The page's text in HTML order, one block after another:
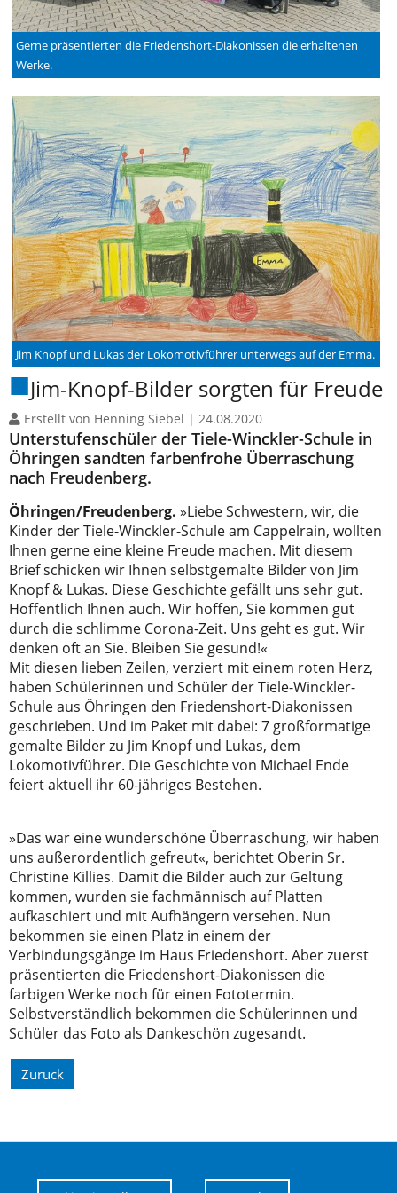
Gerne präsentierten die Friedenshort-Diakonissen die erhaltenen
Werke.
Jim Knopf und Lukas der Lokomotivführer unterwegs auf der Emma.
Jim-Knopf-Bilder sorgten für Freude
Erstellt von Henning Siebel | 24.08.2020
Unterstufenschüler der Tiele-Winckler-Schule in
Öhringen sandten farbenfrohe Überraschung
nach Freudenberg.
Öhringen/Freudenberg. »Liebe Schwestern, wir, die
Kinder der Tiele-Winckler-Schule am Cappelrain, wollten
Ihnen gerne eine kleine Freude machen. Mit diesem
Brief schicken wir Ihnen selbstgemalte Bilder von Jim
Knopf & Lukas. Diese Geschichte gefällt uns sehr gut.
Hoffentlich Ihnen auch. Wir hoffen, Sie kommen gut
durch die schlimme Corona-Zeit. Uns geht es gut. Wir
denken oft an Sie. Bleiben Sie gesund!«
Mit diesen lieben Zeilen, verziert mit einem roten Herz,
haben Schülerinnen und Schüler der Tiele-Winckler-
Schule aus Öhringen den Friedenshort-Diakonissen
geschrieben. Und im Paket mit dabei: 7 großformatige
gemalte Bilder zu Jim Knopf und Lukas, dem
Lokomotivführer. Die Geschichte von Michael Ende
feiert aktuell ihr 60-jähriges Bestehen.
»Das war eine wunderschöne Überraschung, wir haben
uns außerordentlich gefreut«, berichtet Oberin Sr.
Christine Killies. Damit die Bilder auch zur Geltung
kommen, wurden sie fachmännisch auf Platten
aufkaschiert und mit Aufhängern versehen. Nun
bekommen sie einen Platz in einem der
Verbindungsgänge im Haus Friedenshort. Aber zuerst
präsentierten die Friedenshort-Diakonissen die
farbigen Werke noch für einen Fototermin.
Selbstverständlich bekommen die Schülerinnen und
Schüler das Foto als Dankeschön zugesandt.
Zurück